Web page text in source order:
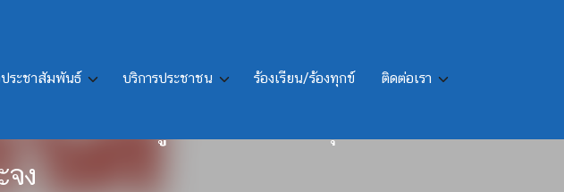
ระชาสัมพันธ์ บริการประชาชน ร้องเรียน/ร้องทุกข์ ติดต่อเรา
ดขัดสำเร็จรูป จำนวน 25 ชุด โดยวิธี
จง